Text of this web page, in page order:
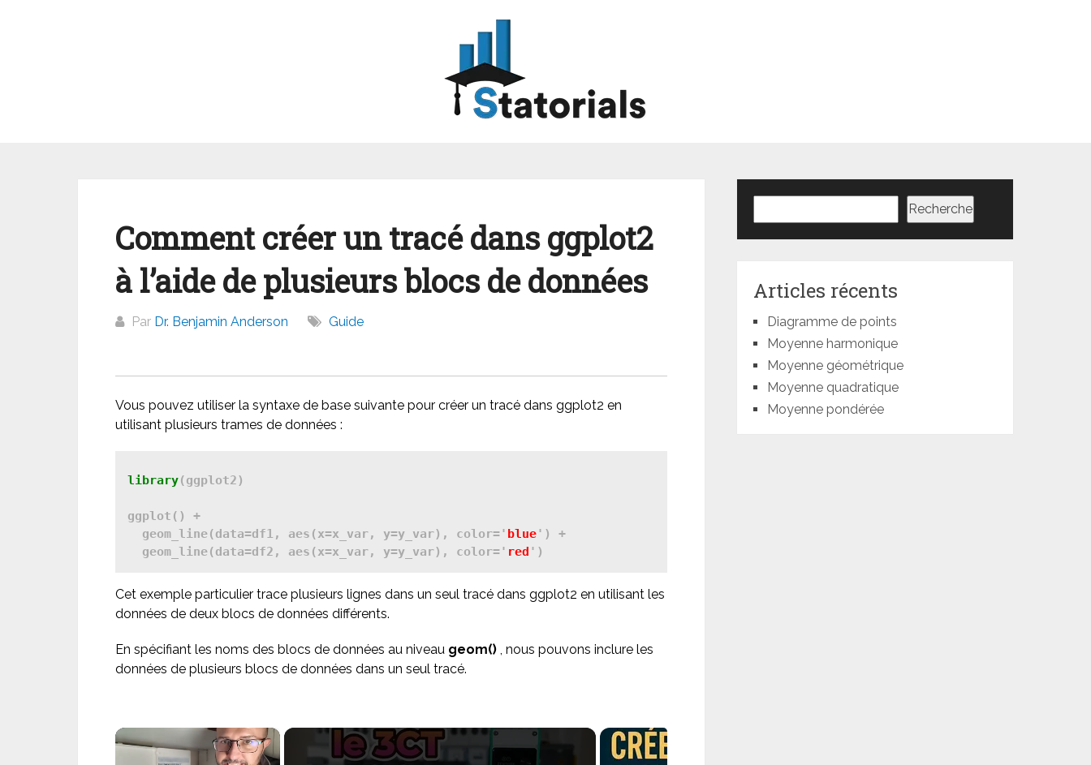
Comment créer un tracé dans ggplot2
à l’aide de plusieurs blocs de données
Par Dr. Benjamin Anderson Guide
Vous pouvez utiliser la syntaxe de base suivante pour créer un tracé dans ggplot2 en
utilisant plusieurs trames de données :
library(ggplot2)
ggplot() +
  geom_line(data=df1, aes(x=x_var, y=y_var), color='
blue') +
  geom_line(data=df2, aes(x=x_var, y=y_var), color='
red
Cet exemple particulier trace plusieurs lignes dans un seul tracé dans ggplot2 en utilisant les
données de deux blocs de données différents.
En spécifiant les noms des blocs de données au niveau geom() , nous pouvons inclure les
données de plusieurs blocs de données dans un seul tracé.
×
Recherche
Articles récents
Diagramme de points
Moyenne harmonique
Moyenne géométrique
Moyenne quadratique
Moyenne pondérée